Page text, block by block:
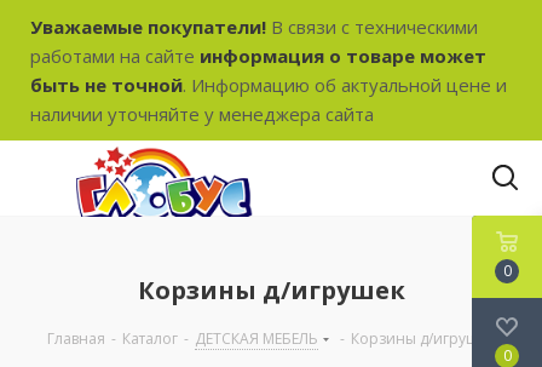
Уважаемые покупатели! В связи с техническими
работами на сайте информация о товаре может
быть не точной. Информацию об актуальной цене и
наличии уточняйте у менеджера сайта
Корзины д/игрушек
Главная - Каталог - ДЕТСКАЯ МЕБЕЛЬ - Корзины д/игрушек
0
0